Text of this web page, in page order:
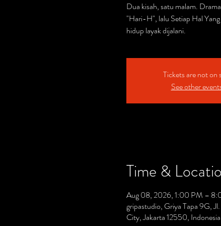
Dua kisah, satu malam.
"Hari-H", lalu Setiap Hal
hidup layak dijalani.
Tickets are not on
See other
Time &
Aug 08, 2026, 1:00 PM –
gripastudio, Griya Tapa 9G,
City, Jakarta 12550, Indonesia